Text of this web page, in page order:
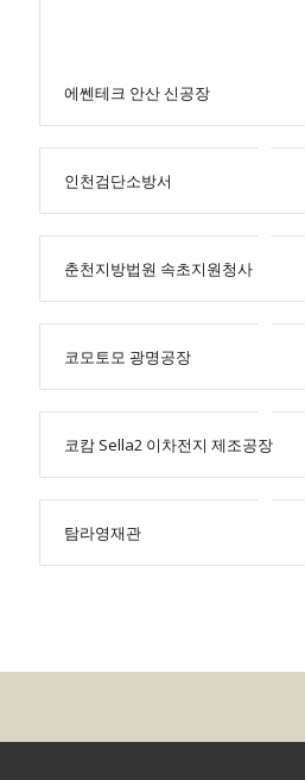
에쎈테크 안산 신공장
인천검단소방서
춘천지방법원 속초지원청사
코모토모 광명공장
코캄 Sella2 이차전지 제조공장
탐라영재관